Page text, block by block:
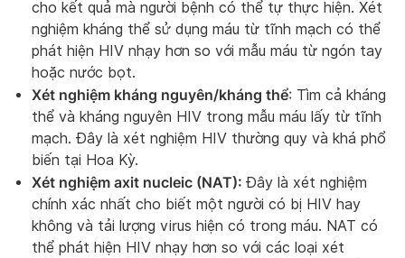
cho kết quả mà người bệnh có thể tự thực hiện. Xét
nghiệm kháng thể sử dụng máu từ tĩnh mạch có thể
phát hiện HIV nhạy hơn so với mẫu máu từ ngón tay
hoặc nước bọt.
Xét nghiệm kháng nguyên/kháng thể: Tìm cả kháng
thể và kháng nguyên HIV trong mẫu máu lấy từ tĩnh
mạch. Đây là xét nghiệm HIV thường quy và khá phổ
biến tại Hoa Kỳ.
Xét nghiệm axit nucleic (NAT): Đây là xét nghiệm
chính xác nhất cho biết một người có bị HIV hay
không và tải lượng virus hiện có trong máu. NAT có
thể phát hiện HIV nhạy hơn so với các loại xét